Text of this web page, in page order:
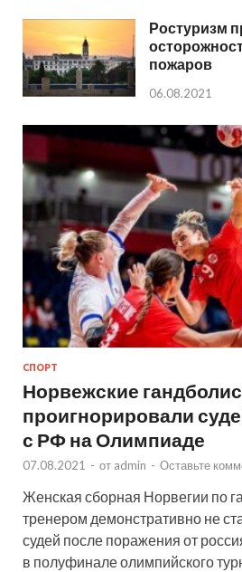
Ростуризм
пожаров
06.08.2021
СПОРТ
Норвежские
проигнорировали
с РФ на Олимпиаде
07.08.2021 - от admin - Оставьте
Женская сборная Норвегии по
тренером демонстративно не
судей после поражения от
в полуфинале олимпийского